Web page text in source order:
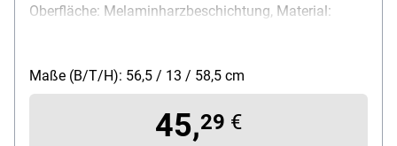
Oberfläche: Melaminharzbeschichtung, Material:
des Korpus: weiß, Maße, cm (B/T/H): 56,5/13/58,5,
Gewicht: 7,1 kg, Lieferumfang: Spiegelschrank,
Montageart bei Lieferung: zerlegt
Maße (B/T/H): 56,5 / 13 / 58,5 cm
45,29 €